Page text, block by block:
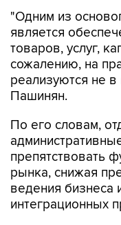
"Одним из
является
товаров, услуг,
сожалению, на
реализуются не
Пашинян.
По его словам,
препятствовать
рынка, снижая
ведения бизнеса
интеграционных